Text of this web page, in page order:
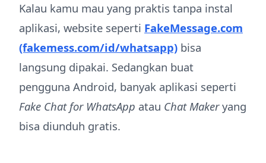
Kalau kamu mau yang praktis tanpa instal
aplikasi, website seperti FakeMessage.com
(fakemess.com/id/whatsapp) bisa
langsung dipakai. Sedangkan buat
pengguna Android, banyak aplikasi seperti
Fake Chat for WhatsApp atau Chat Makeryang
bisa diunduh gratis.